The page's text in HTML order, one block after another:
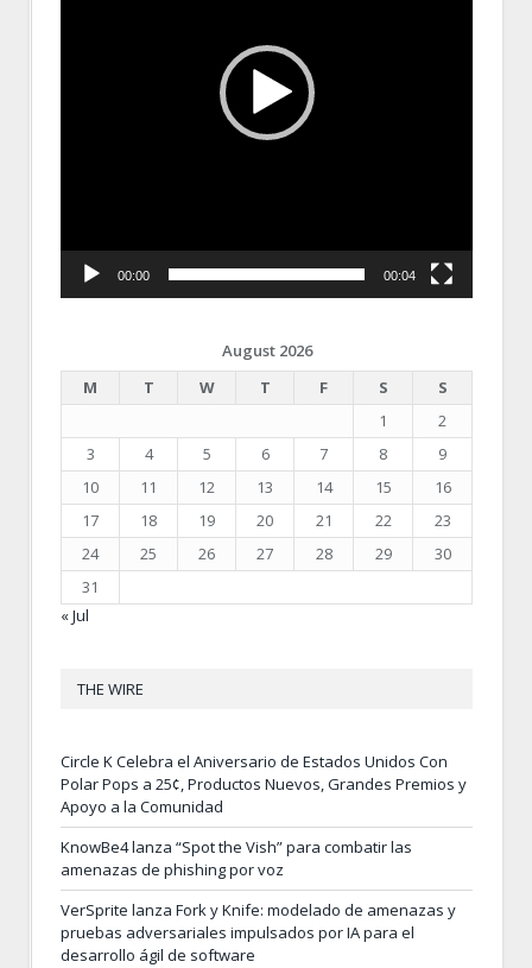
00:00 00:04
August 2026
M
T W T F S
S
1
2
3
4 5 6 7 8
9
10
11 12 13 14 15
16
17
18 19 20 21 22
23
24
25 26 27 28 29
30
31
« Jul
THE WIRE
Circle K Celebra el Aniversario de Estados Unidos Con
Polar Pops a 25¢, Productos Nuevos, Grandes Premios y
Apoyo a la Comunidad
KnowBe4 lanza “Spot the Vish” para combatir las
amenazas de phishing por voz
VerSprite lanza Fork y Knife: modelado de amenazas y
pruebas adversariales impulsados por IA para el
desarrollo ágil de software